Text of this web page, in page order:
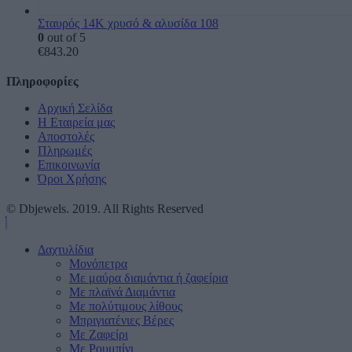
Σταυρός 14Κ χρυσό & αλυσίδα 108
0 out of 5
€843.20
Πληροφορίες
Αρχική Σελίδα
Η Εταιρεία μας
Αποστολές
Πληρωμές
Επικοινωνία
Όροι Χρήσης
© Dbjewels. 2019. All Rights Reserved
Δαχτυλίδια
Μονόπετρα
Mε μαύρα διαμάντια ή ζαφείρια
Mε πλαϊνά Διαμάντια
Mε πολύτιμους λίθους
Μπριγιατένιες Βέρες
Με Ζαφείρι
Με Ρουμπίνι